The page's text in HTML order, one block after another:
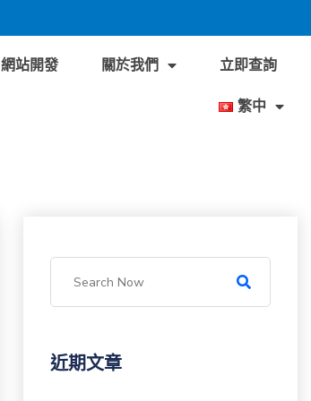
網站開發 關於我們 立即查詢
繁中
近期文章